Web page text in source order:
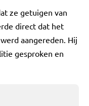
ze getuigen van
direct dat het
aangereden. Hij
gesproken en